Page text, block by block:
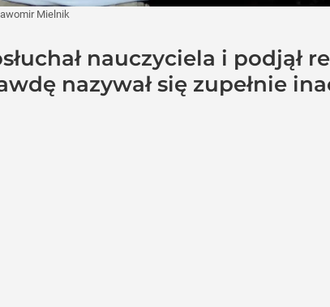
Mielnik
nauczyciela i podjął
nazywał się zupełnie